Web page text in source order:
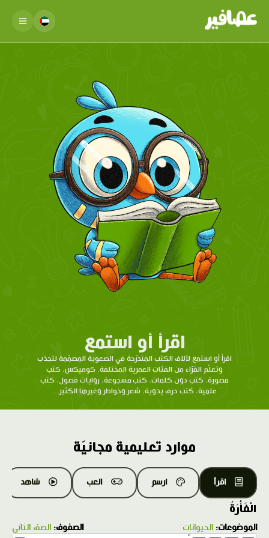
اقرأ أو استمع
اقرأ أو استمع لآلاف الكتب المتدرّحة في الصعوبة المصمّمة لتجذب
وتعلّم القرّاء من الفئات العمرية المختلفة. كوميكس، كتب
مصورة، كتب دون كلمات، كتب مسجوعة، روايات فصول، كتب
علمية، كتب حرف يدوية، شعر وخواطر وغيرها الكثير...
موارد تعليمية مجانيّة
اقرأ ارسم العب شاهد
الْفَأْرَةُ
الموضوعات: الحيوانات الصفوف: الصف الثاني